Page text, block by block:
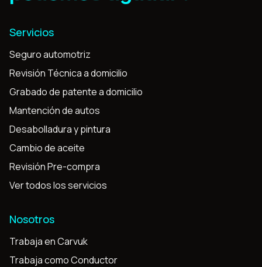
Servicios
Seguro automotriz
Revisión Técnica a domicilio
Grabado de patente a domicilio
Mantención de autos
Desabolladura y pintura
Cambio de aceite
Revisión Pre-compra
Ver todos los servicios
Nosotros
Trabaja en Carvuk
Trabaja como Conductor